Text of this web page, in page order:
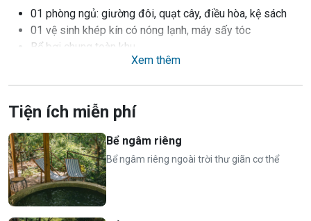
01 phòng ngủ: giường đôi, quạt cây, điều hòa, kệ sách
01 vệ sinh khép kín có nóng lạnh, máy sấy tóc
Bể bơi chung toàn khu
Bàn trà nhỏ trong phòng
👨‍👩‍👧‍👦 Giá phòng tiêu chuẩn
Tiêu chuẩn cho 2 người (bao gồm bữa ăn sáng nhẹ cho 2
người)
Phụ thu từ người thứ 3 (từ 7 tuổi trở lên): 250.000 VND/
người/ phòng/ đêm (có đệm phụ, đã bao gồm ăn sáng).
Xem thêm
Tiện ích miễn phí
Bể ngâm riêng
Bể ngâm riêng ngoài trời thư giãn cơ thể